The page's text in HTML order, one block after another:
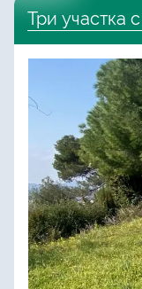
Три участка